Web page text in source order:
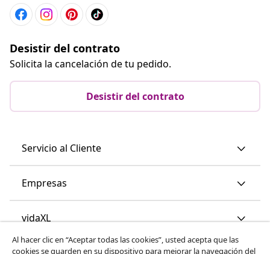
Servicio al Cliente
Empresas
vidaXL
Descubre mas
vidaXL Marketplace International B.V.
Al hacer clic en “Aceptar todas las cookies”, usted acepta que las
cookies se guarden en su dispositivo para mejorar la navegación del